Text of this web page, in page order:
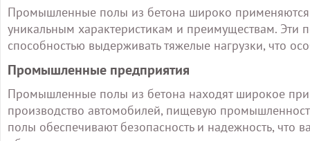
Промышленные полы из бетона широко
уникальным характеристикам и преимуществам. Эти
способностью выдерживать тяжелые нагрузки, что
Промышленные предприятия
Промышленные полы из бетона находят широкое
производство автомобилей, пищевую
полы обеспечивают безопасность и надежность,